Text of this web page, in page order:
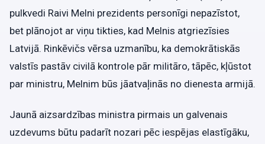
pulkvedi Raivi Melni prezidents personīgi nepazīstot,
bet plānojot ar viņu tikties, kad Melnis atgriezīsies
Latvijā. Rinkēvičs vērsa uzmanību, ka demokrātiskās
valstīs pastāv civilā kontrole pār militāro, tāpēc, kļūstot
par ministru, Melnim būs jāatvaļinās no dienesta armijā.
Jaunā aizsardzības ministra pirmais un galvenais
uzdevums būtu padarīt nozari pēc iespējas elastīgāku,